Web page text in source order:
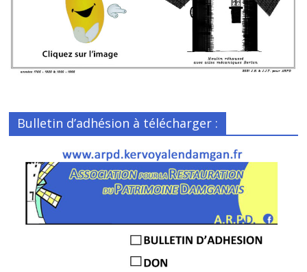
Bulletin d’adhésion à télécharger :